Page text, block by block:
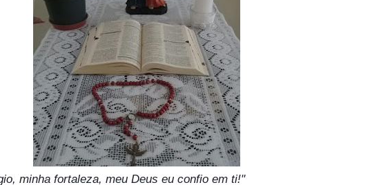
fortaleza, meu Deus eu confio em ti!"